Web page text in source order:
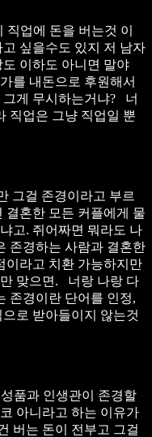
직업에 돈을 버는것 이
싶을수도 있지 저 남자
이하도 아니면 말야
를 내돈으로 후원해서
게 무시하는거냐?
너
직업은 그냥 직업일 뿐
그걸 존경이라고 부르
결혼한 모든 커플에게 물
고. 쥐어짜면 뭐라도 나
존경하는 사람과 결혼한
이라고 치환 가능하지만
맞으면.
너랑 나랑 다
존경이란 단어를 인정,
로 받아들이지 않는것
성품과 인생관이 존경할
아니라고 하는 이유가
버는 돈이 전부고 그걸